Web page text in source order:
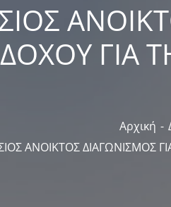
ΓΙΑ
Αρχική
ΑΝΟΙΚΤΟΣ ΔΙΑΓΩΝΙΣΜΟΣ